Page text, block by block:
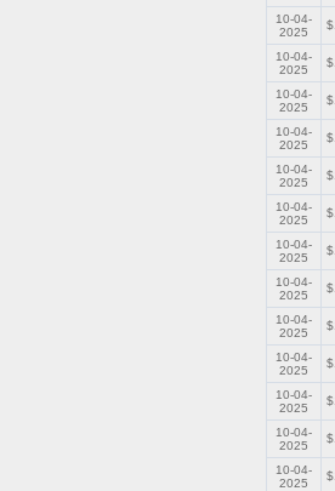
10-04-
2025
10-04-
2025
10-04-
2025
10-04-
2025
10-04-
2025
10-04-
2025
10-04-
2025
10-04-
2025
10-04-
2025
10-04-
2025
10-04-
2025
10-04-
2025
10-04-
2025